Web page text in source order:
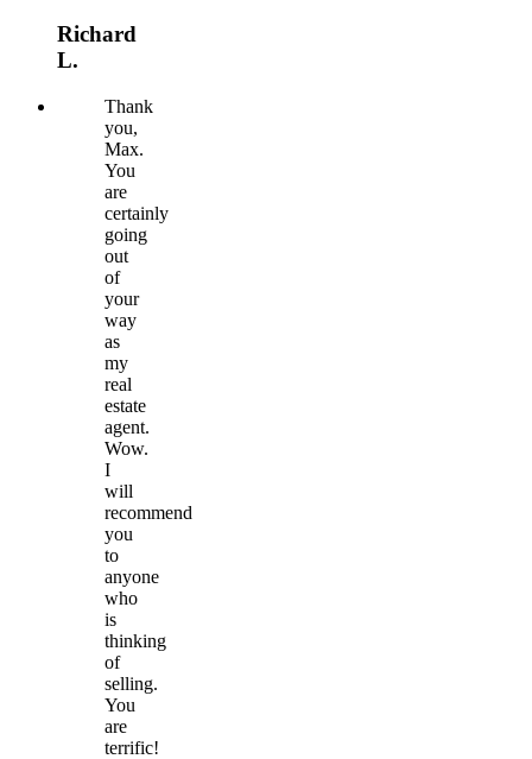
Richard
L.
Thank
you,
Max.
You
are
certainly
going
out
of
your
way
as
my
real
estate
agent.
Wow.
I
will
recommend
you
to
anyone
who
is
thinking
of
selling.
You
are
terrific!